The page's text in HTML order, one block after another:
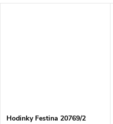
Hodinky Festina 20769/2